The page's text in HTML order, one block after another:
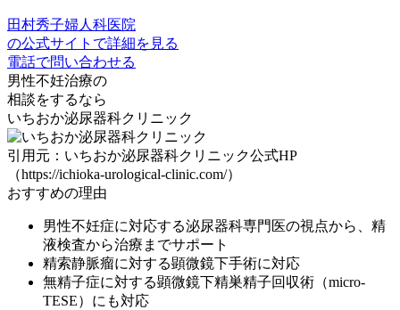
田村秀子婦人科医院
の公式サイトで詳細を見る
電話で問い合わせる
男性不妊治療の
相談をするなら
いちおか泌尿器科クリニック
引用元：いちおか泌尿器科クリニック公式HP
（https://ichioka-urological-clinic.com/）
おすすめの理由
男性不妊症に対応する泌尿器科専門医の視点から、精
液検査から治療までサポート
精索静脈瘤に対する顕微鏡下手術に対応
無精子症に対する顕微鏡下精巣精子回収術（micro-
TESE）にも対応